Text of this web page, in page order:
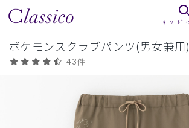
ポケモンスクラブパンツ(男女兼用)
43件